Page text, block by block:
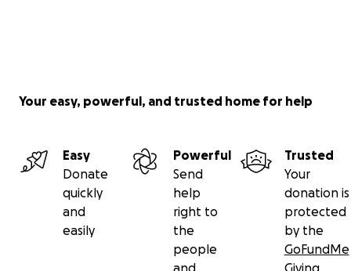
Your easy, powerful, and trusted home for help
Easy
Donate
quickly
and
easily
Powerful
Send
help
right to
the
people
and
Trusted
Your
donation is
protected
by the
GoFundMe
Giving